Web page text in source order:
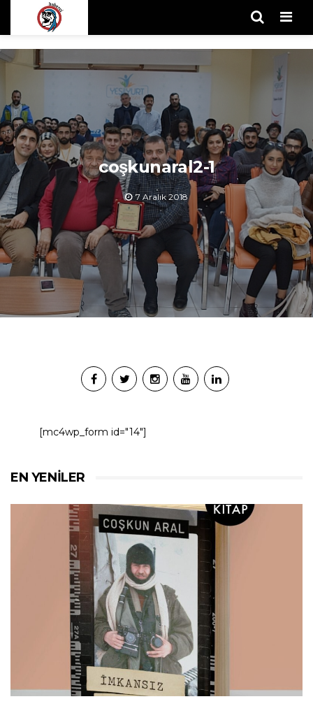
coşkunaral2-1
7 Aralık 2018
[mc4wp_form id="14"]
EN YENILER